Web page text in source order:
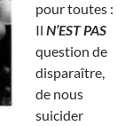
pour toutes :
Il N’EST PAS
question de
disparaître,
de nous
suicider